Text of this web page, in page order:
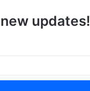
updates!